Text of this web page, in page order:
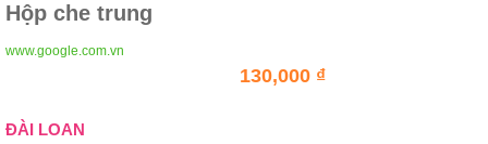
Hộp che trung
www.google.com.vn
130,000 ₫
ĐÀI LOAN